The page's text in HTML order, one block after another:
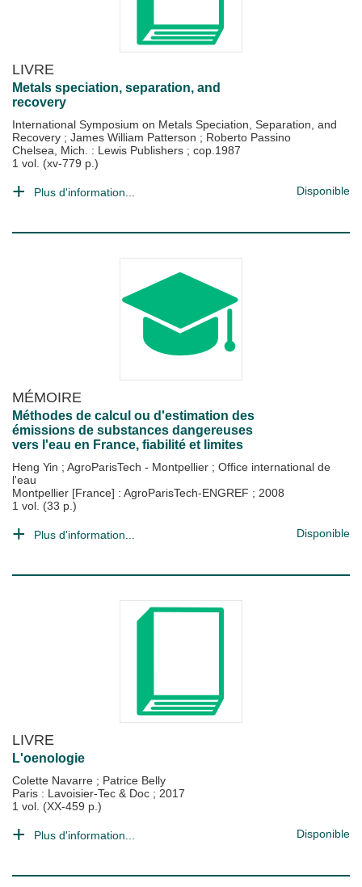
LIVRE
Metals speciation, separation, and
recovery
International Symposium on Metals Speciation, Separation, and
Recovery ; James William Patterson ; Roberto Passino
Chelsea, Mich. : Lewis Publishers ; cop.1987
1 vol. (xv-779 p.)
Plus d'information... Disponible
MÉMOIRE
Méthodes de calcul ou d'estimation des
émissions de substances dangereuses
vers l'eau en France, fiabilité et limites
Heng Yin ; AgroParisTech - Montpellier ; Office international de
l'eau
Montpellier [France] : AgroParisTech-ENGREF ; 2008
1 vol. (33 p.)
Plus d'information... Disponible
LIVRE
L'oenologie
Colette Navarre ; Patrice Belly
Paris : Lavoisier-Tec & Doc ; 2017
1 vol. (XX-459 p.)
Plus d'information... Disponible